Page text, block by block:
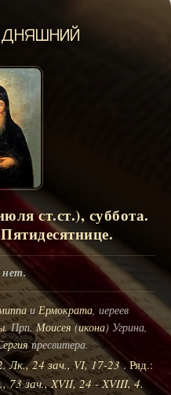
ст.ст.), суббота.
и Ермократа, иереев
. Прп.Моисея (икона) Угрина,
пресвитера.
Лк., 24 зач., VI, 17-23 . Ряд.:
73 зач., XVII, 24 - XVIII, 4.